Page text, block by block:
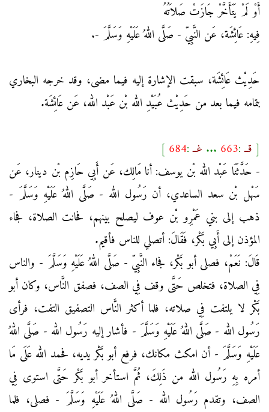
أَوْ لَمْ يَتَأَخَّرْ جَازَتْ صَلاَتُهُ
فِيهِ: عَائِشَة، عَن النَّبِيّ - صَلَّى اللهُ عَلَيْهِ وَسَلَّمَ -.
حَدِيْث عَائِشَة، سبقت الإشارة إليه فيما مضى، وقد خرجه البخاري
بتمامه فيما بعد من حَدِيْث عُبَيْدِ الله بْن عَبْد الله، عَن عَائِشَة.
[ قــ:
663
... غــ:
684
]
- حَدَّثَنَا عَبْد الله بْن يوسف: أنا مَالِك، عَن أَبِي حَازِم بْن دينار، عَن
سَهْل بْن سعد الساعدي، أن رَسُول الله - صَلَّى اللهُ عَلَيْهِ وَسَلَّمَ -
ذهب إلى بني عَمْرِو بْن عوف ليصلح بينهم، فحانت الصلاة، فجاء
المؤذن إلى أَبِي بَكْر، فَقَالَ: أتصلي للناس فأقيم.
قَالَ: نَعَمْ، فصلى أبو بَكْر، فجاء النَّبِيّ - صَلَّى اللهُ عَلَيْهِ وَسَلَّمَ - والناس
فِي الصلاة، فتخلص حَتَّى وقف فِي الصف، فصفق النَّاس، وكان أبو
بَكْر لا يلتفت فِي صلاته، فلما أكثر النَّاس التصفيق التفت، فرأى
رَسُول الله - صَلَّى اللهُ عَلَيْهِ وَسَلَّمَ - فأشار إليه رَسُول الله - صَلَّى اللهُ
عَلَيْهِ وَسَلَّمَ - أن امكث مكانك، فرفع أبو بَكْر يديه، فحمد الله عَلَى مَا
أمره بِهِ رَسُول الله من ذَلِكَ، ثُمَّ استأخر أبو بَكْر حَتَّى استوى فِي
الصف، وتقدم رَسُول الله - صَلَّى اللهُ عَلَيْهِ وَسَلَّمَ - فصلى، فلما